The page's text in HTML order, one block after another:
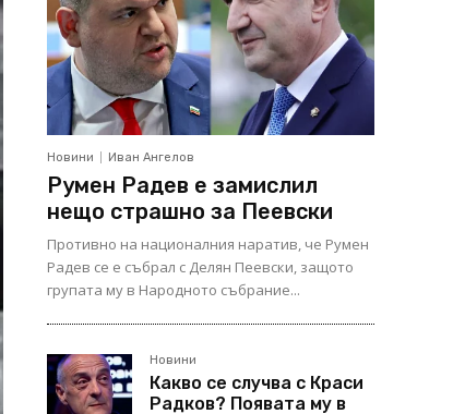
Новини Иван Ангелов
Румен Радев е замислил
нещо страшно за Пеевски
Противно на националния наратив, че Румен
Радев се е събрал с Делян Пеевски, защото
групата му в Народното събрание...
Новини
Какво се случва с Краси
Радков? Появата му в